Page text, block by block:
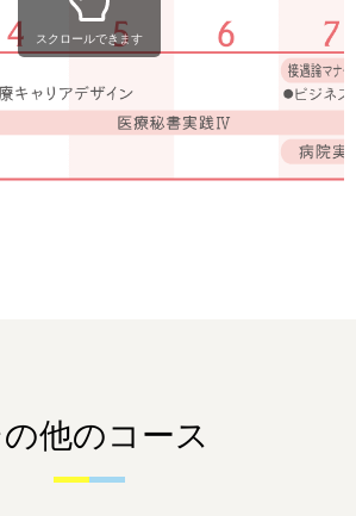
スクロールできます
他のコース